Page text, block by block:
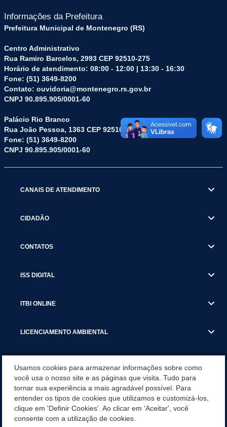
Informações da Prefeitura
Prefeitura Municipal de Montenegro (RS)
Centro Administrativo
Rua Ramiro Barcelos, 2993 CEP 92510-275
Horário de atendimento: 08:00 - 12:00 | 13:30 - 16:30
Fone: (51) 3649-8200
Contato: ouvidoria@montenegro.rs.gov.br
CNPJ 90.895.905/0001-60
Palácio Rio Branco
Rua João Pessoa, 1363 CEP 92510-045
Fone: (51) 3649-8200
CNPJ 90.895.905/0001-60
CANAIS DE ATENDIMENTO
CIDADÃO
CONTATOS
ISS DIGITAL
ITBI ONLINE
LICENCIAMENTO AMBIENTAL
SERVIÇOS
SERVIÇOS DO DEPARTAMENTO DE RECEITA MUNICIPAL
Usamos cookies para armazenar informações sobre como
você usa o nosso site e as páginas que visita. Tudo para
tornar sua experiência a mais agradável possível. Para
entender os tipos de cookies que utilizamos e customizá-los,
clique em 'Definir Cookies'. Ao clicar em 'Aceitar', você
consente com a utilização de cookies.